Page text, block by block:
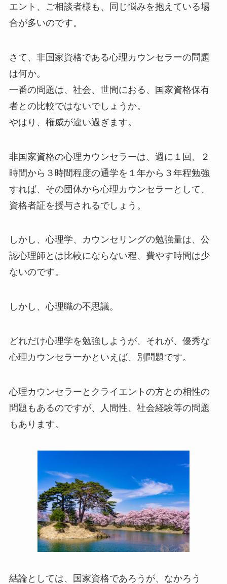
エント、ご相談者様も、同じ悩みを抱えている場
合が多いのです。
さて、非国家資格である心理カウンセラーの問題
は何か。
一番の問題は、社会、世間におる、国家資格保有
者との比較ではないでしょうか。
やはり、権威が違い過ぎます。
非国家資格の心理カウンセラーは、週に１回、２
時間から３時間程度の通学を１年から３年程勉強
すれば、その団体から心理カウンセラーとして、
資格者証を授与されるでしょう。
しかし、心理学、カウンセリングの勉強量は、公
認心理師とは比較にならない程、費やす時間は少
ないのです。
しかし、心理職の不思議。
どれだけ心理学を勉強しようが、それが、優秀な
心理カウンセラーかといえば、別問題です。
心理カウンセラーとクライエントの方との相性の
問題もあるのですが、人間性、社会経験等の問題
もあります。
結論としては、国家資格であろうが、なかろう